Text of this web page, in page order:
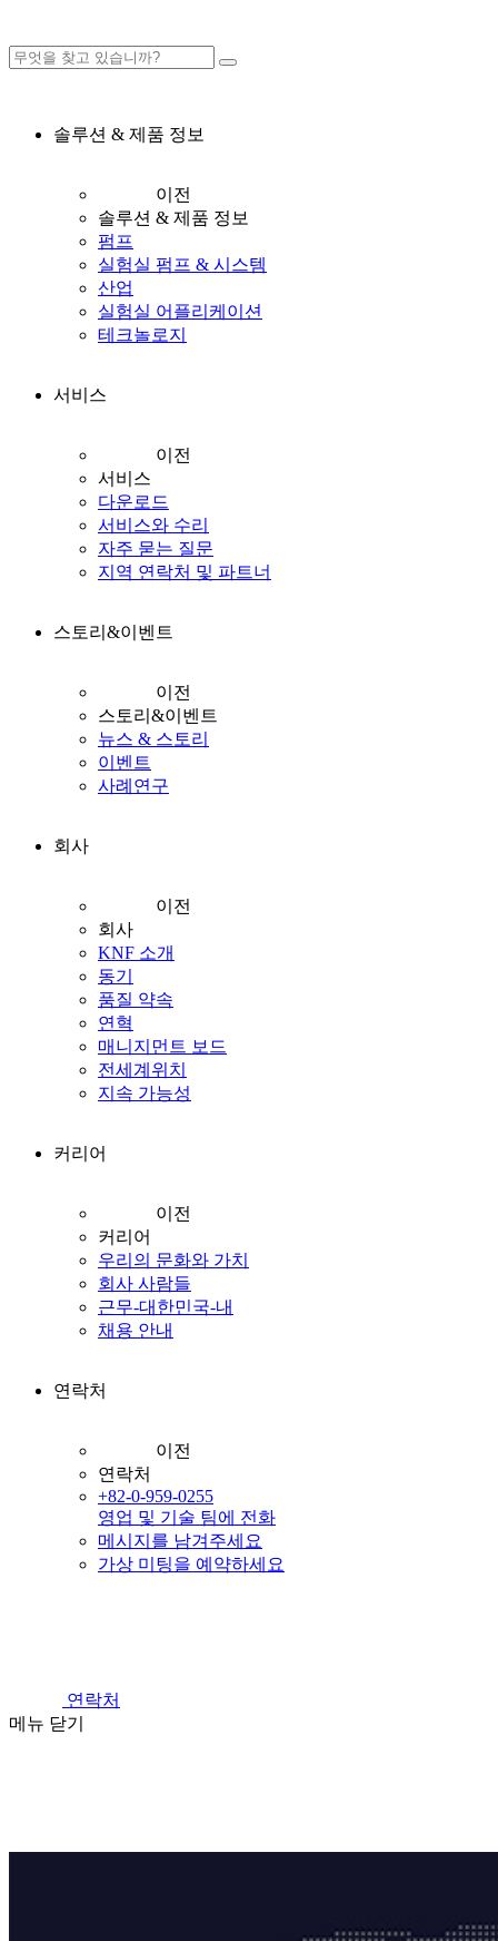
솔루션 & 제품 정보
이전
솔루션 & 제품 정보
펌프
실험실 펌프 & 시스템
산업
실험실 어플리케이션
테크놀로지
서비스
이전
서비스
다운로드
서비스와 수리
자주 묻는 질문
지역 연락처 및 파트너
스토리&이벤트
이전
스토리&이벤트
뉴스 & 스토리
이벤트
사례연구
회사
이전
회사
KNF 소개
동기
품질 약속
연혁
매니지먼트 보드
전세계위치
지속 가능성
커리어
이전
커리어
우리의 문화와 가치
회사 사람들
근무-대한민국-내
채용 안내
연락처
이전
연락처
+82-0-959-0255
영업 및 기술 팀에 전화
메시지를 남겨주세요
가상 미팅을 예약하세요
연락처
메뉴 닫기